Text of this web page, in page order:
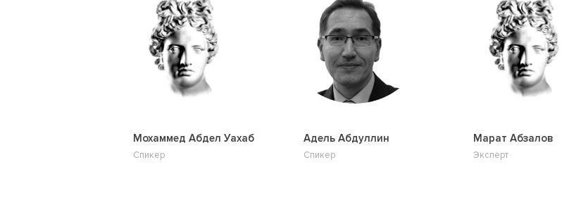
Мохаммед Абдел Уахаб
Спикер
Адель Абдуллин
Спикер
Марат Абзалов
Эксперт